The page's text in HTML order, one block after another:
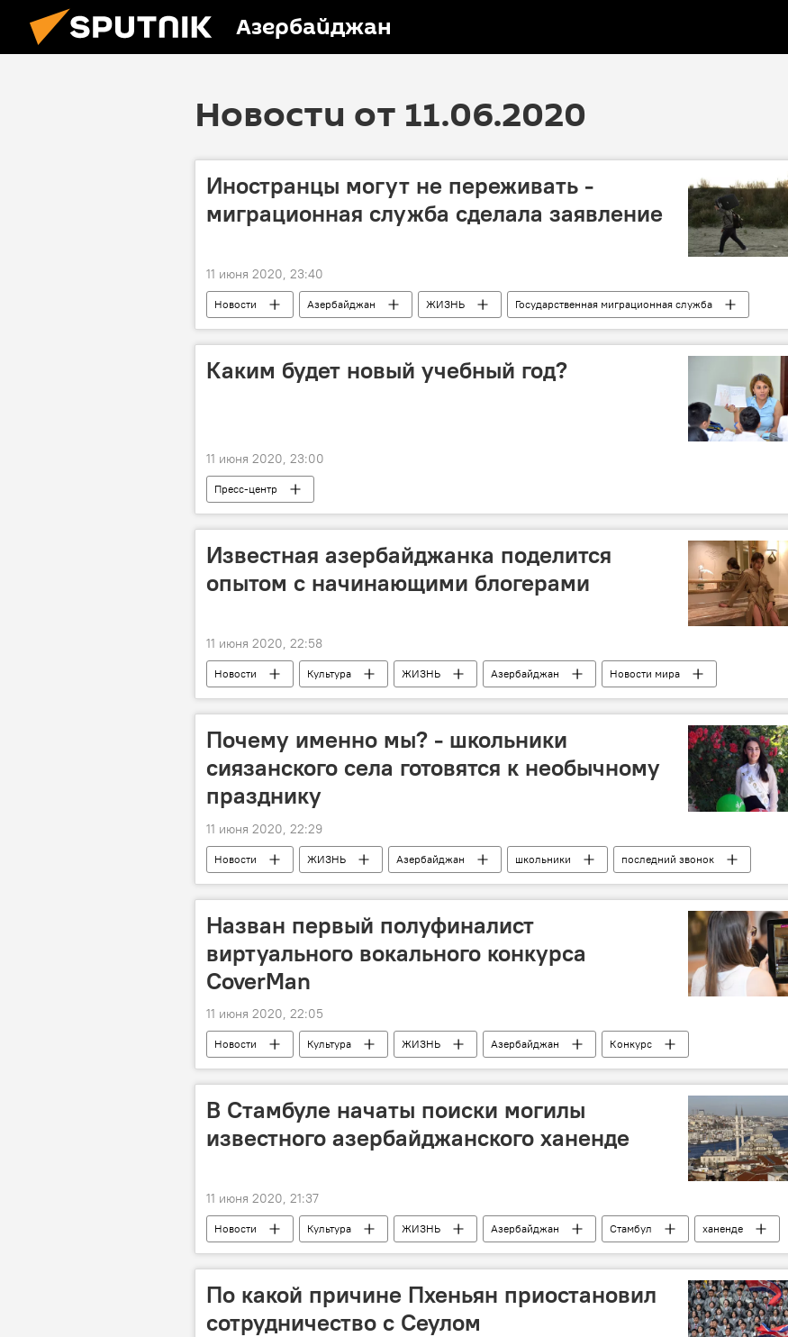
Азербайджан
Новости от 11.06.2020
Иностранцы могут не переживать -
миграционная служба сделала заявление
11 июня 2020, 23:40
Новости Азербайджан ЖИЗНЬ
Государственная миграционная служба
Иностранцы
Каким будет новый учебный год?
11 июня 2020, 23:00
Пресс-центр
Известная азербайджанка поделится
опытом с начинающими блогерами
11 июня 2020, 22:58
Новости Культура ЖИЗНЬ Азербайджан
Новости мира
Руслана Джавадова
Блогер
Почему именно мы? - школьники
сиязанского села готовятся к необычному
празднику
11 июня 2020, 22:29
Новости ЖИЗНЬ Азербайджан школьники последний звонок
Назван первый полуфиналист
виртуального вокального конкурса
CoverMan
11 июня 2020, 22:05
Новости Культура ЖИЗНЬ Азербайджан Конкурс
В Стамбуле начаты поиски могилы
известного азербайджанского ханенде
11 июня 2020, 21:37
Новости Культура ЖИЗНЬ Азербайджан Стамбул ханенде
По какой причине Пхеньян приостановил
сотрудничество с Сеулом